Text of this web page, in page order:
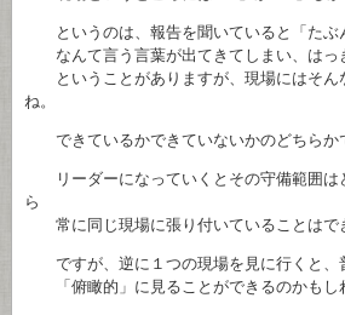
というのは、報告を聞いていると「たぶ
なんて言う言葉が出てきてしまい、はっ
ということがありますが、現場にはそん
ね。
できているかできていないかのどちらか
リーダーになっていくとその守備範囲は
ら
常に同じ現場に張り付いていることはで
ですが、逆に１つの現場を見に行くと、
「俯瞰的」に見ることができるのかもし